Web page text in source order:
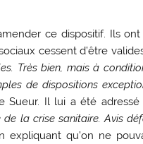
ce dispositif. Ils
cessent d’être
Très bien, mais à
de dispositions
Sueur. Il lui a été
la crise sanitaire. Avis
expliquant qu’on ne